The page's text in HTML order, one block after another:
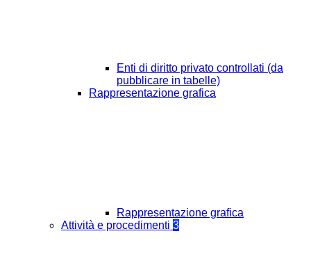
Enti di diritto privato controllati (da
pubblicare in tabelle)
Rappresentazione grafica
Rappresentazione grafica
Attività e procedimenti 3